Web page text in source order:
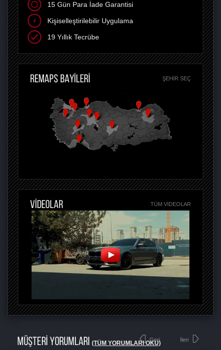
15 Gün Para İade Garantisi
Kişiselleştirilebilir Uygulama
19 Yıllık Tecrübe
REMAPS BAYİLERİ ŞEHIR SEÇ
VİDEOLAR TÜM VIDEOLAR
MÜŞTERİ YORUMLARI (TÜM YORUMLARI OKU)
Geri İleri